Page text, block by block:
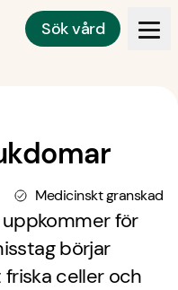
Sök vård
Medicinskt granskad
för
börjar
celler och